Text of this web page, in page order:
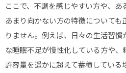
ここで、不調を感じやすい方や、
あまり向かない方の特徴について
りません。例えば、日々の生活習
な睡眠不足が慢性化している方や
許容量を遥かに超えて蓄積している